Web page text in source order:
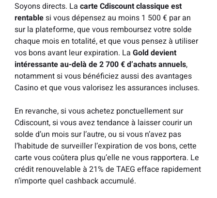
Soyons directs. La carte Cdiscount classique est
rentablesi vous dépensez au moins 1 500 € par an
sur la plateforme, que vous remboursez votre solde
chaque mois en totalité, et que vous pensez à utiliser
vos bons avant leur expiration. La Gold devient
intéressante au-delà de 2 700 € d’achats annuels,
notamment si vous bénéficiez aussi des avantages
Casino et que vous valorisez les assurances incluses.
En revanche, si vous achetez ponctuellement sur
Cdiscount, si vous avez tendance à laisser courir un
solde d’un mois sur l’autre, ou si vous n’avez pas
l’habitude de surveiller l’expiration de vos bons, cette
carte vous coûtera plus qu’elle ne vous rapportera. Le
crédit renouvelable à 21% de TAEG efface rapidement
n’importe quel cashback accumulé.